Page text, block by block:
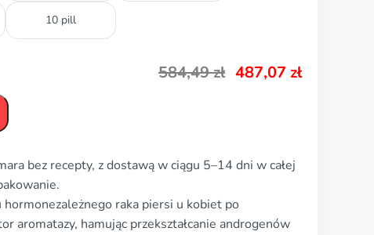
10 pill
584,49zł 487,07 zł
bez recepty, z dostawą w ciągu 5–14 dni w całej
raka piersi u kobiet po
aromatazy, hamując przekształcanie androgenów